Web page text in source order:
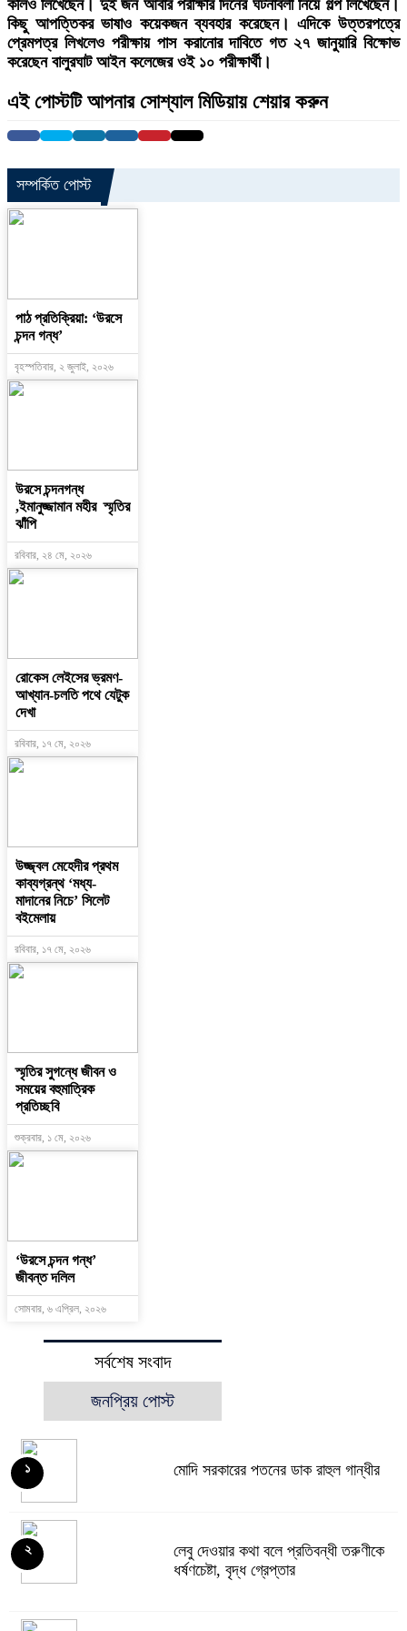
কলিও লিখেছেন। দুই জন আবার পরীক্ষার দিনের ঘটনাবলী নিয়ে গল্প লিখেছেন।
কিছু আপত্তিকর ভাষাও কয়েকজন ব্যবহার করেছেন। এদিকে উত্তরপত্রে
প্রেমপত্র লিখলেও পরীক্ষায় পাস করানোর দাবিতে গত ২৭ জানুয়ারি বিক্ষোভ
করেছেন বালুরঘাট আইন কলেজের ওই ১০ পরীক্ষার্থী।
এই পোস্টটি আপনার সোশ্যাল মিডিয়ায় শেয়ার করুন
সম্পর্কিত পোস্ট
পাঠ প্রতিক্রিয়া: ‘উরসে
চন্দন গন্ধ’
বৃহস্পতিবার, ২ জুলাই, ২০২৬
উরসে চন্দনগন্ধ
,ইমানুজ্জামান মহীর স্মৃতির
ঝাঁপি
রবিবার, ২৪ মে, ২০২৬
রোকেস লেইসের ভ্রমণ-
আখ্যান-চলতি পথে যেটুক
দেখা
রবিবার, ১৭ মে, ২০২৬
উজ্জ্বল মেহেদীর প্রথম
কাব্যগ্রন্থ ‘মধ্য-
মাদানের নিচে’ সিলেট
বইমেলায়
রবিবার, ১৭ মে, ২০২৬
স্মৃতির সুগন্ধে জীবন ও
সময়ের বহুমাত্রিক
প্রতিচ্ছবি
শুক্রবার, ১ মে, ২০২৬
‘উরসে চন্দন গন্ধ’
জীবন্ত দলিল
সোমবার, ৬ এপ্রিল, ২০২৬
সর্বশেষ সংবাদ
জনপ্রিয় পোস্ট
মোদি সরকারের পতনের ডাক রাহুল গান্ধীর
১
লেবু দেওয়ার কথা বলে প্রতিবন্ধী তরুণীকে
ধর্ষণচেষ্টা, বৃদ্ধ গ্রেপ্তার
২